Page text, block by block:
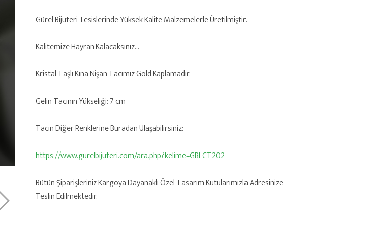
Gürel Bijuteri Tesislerinde Yüksek Kalite Malzemelerle Üretilmiştir.
Kalitemize Hayran Kalacaksınız...
Kristal Taşlı Kına Nişan Tacımız Gold Kaplamadır.
Gelin Tacının Yükseliği: 7 cm
Tacın Diğer Renklerine Buradan Ulaşabilirsiniz:
https://www.gurelbijuteri.com/ara.php?kelime=GRLCT202
Bütün Şiparişleriniz Kargoya Dayanaklı Özel Tasarım Kutularımızla Adresinize
Teslin Edilmektedir.